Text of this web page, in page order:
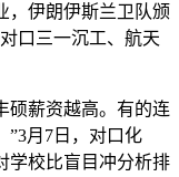
，伊朗伊斯兰卫队颁
口三一沉工、航天
薪资越高。有的连
”3月7日，对口化
学校比盲目冲分析排